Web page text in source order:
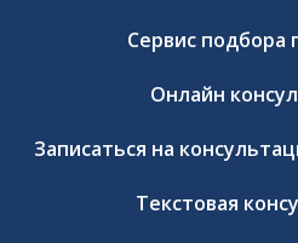
Сервис подбора
Онлайн
Записаться на
Текстовая